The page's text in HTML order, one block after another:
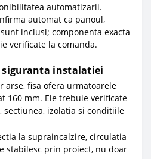
automatizarii.
automat ca panoul,
inclusi; componenta exacta
verificate la comanda.
siguranta instalatiei
arse, fisa ofera urmatoarele
160 mm. Ele trebuie verificate
sectiunea, izolatia si conditiile
la supraincalzire, circulatia
stabilesc prin proiect, nu doar